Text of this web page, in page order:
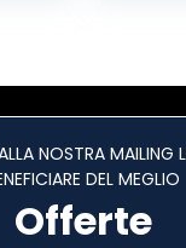
NOSTRA MAILING
DEL MEGLIO
Offerte